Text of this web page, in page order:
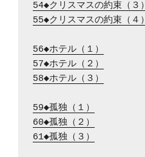
54◆クリスマスの約束（３）
55◆クリスマスの約束（４）
56◆ホテル（１）
57◆ホテル（２）
58◆ホテル（３）
59◆孤独（１）
60◆孤独（２）
61◆孤独（３）